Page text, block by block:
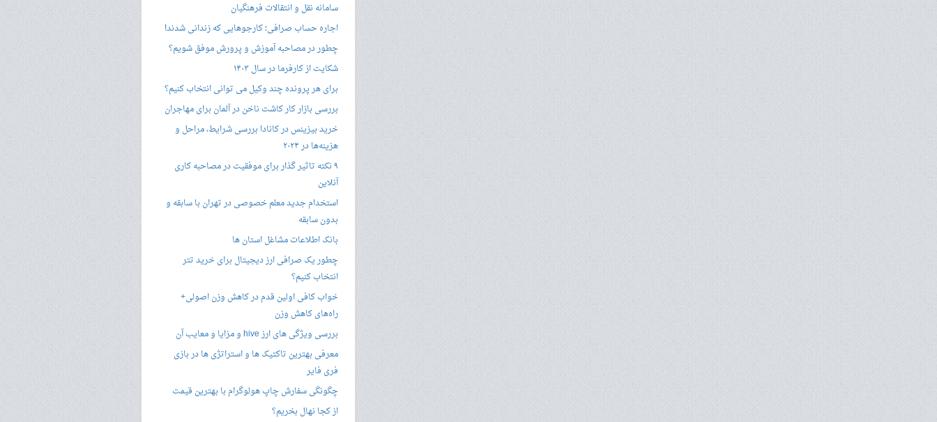
سامانه نقل و انتقالات فرهنگیان
اجاره حساب صرافی؛ کارجوهایی که زندانی شدند!
چطور در مصاحبه‌ آموزش و پرورش موفق شویم؟
شکایت از کارفرما در سال ۱۴۰۳
برای هر پرونده چند وکیل می توانی انتخاب کنیم؟
بررسی بازار کار کاشت ناخن در آلمان برای مهاجران
خرید بیزینس در کانادا بررسی شرایط، مراحل و
هزینه‌ها در ۲۰۲۴
۹ نکته تاثیر گذار برای موفقیت در مصاحبه کاری
آنلاین
استخدام جدید معلم خصوصی در تهران با سابقه و
بدون سابقه
بانک اطلاعات مشاغل استان ها
چطور یک صرافی ارز دیجیتال برای خرید تتر
انتخاب کنیم؟
خواب کافی اولین قدم در کاهش وزن اصولی+
راه‌های کاهش وزن
بررسی ویژگی های ارز hive و مزایا و معایب آن
معرفی بهترین تاکتیک ها و استراتژی ها در بازی
فری فایر
چگونگی سفارش چاپ هولوگرام با بهترین قیمت
از کجا نهال بخریم؟